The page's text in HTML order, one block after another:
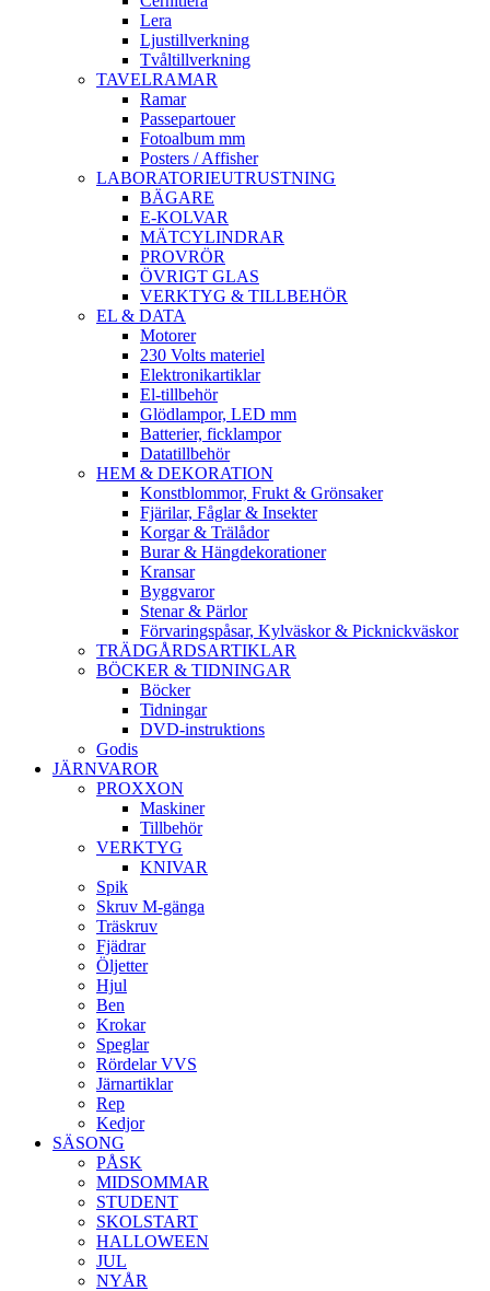
Lera
Ljustillverkning
Tvåltillverkning
TAVELRAMAR
Ramar
Passepartouer
Fotoalbum mm
Posters / Affisher
LABORATORIEUTRUSTNING
BÄGARE
E-KOLVAR
MÄTCYLINDRAR
PROVRÖR
ÖVRIGT GLAS
VERKTYG & TILLBEHÖR
EL & DATA
Motorer
230 Volts materiel
Elektronikartiklar
El-tillbehör
Glödlampor, LED mm
Batterier, ficklampor
Datatillbehör
HEM & DEKORATION
Konstblommor, Frukt & Grönsaker
Fjärilar, Fåglar & Insekter
Korgar & Trälådor
Burar & Hängdekorationer
Kransar
Byggvaror
Stenar & Pärlor
Förvaringspåsar, Kylväskor & Picknickväskor
TRÄDGÅRDSARTIKLAR
BÖCKER & TIDNINGAR
Böcker
Tidningar
DVD-instruktions
Godis
JÄRNVAROR
PROXXON
Maskiner
Tillbehör
VERKTYG
KNIVAR
Spik
Skruv M-gänga
Träskruv
Fjädrar
Öljetter
Hjul
Ben
Krokar
Speglar
Rördelar VVS
Järnartiklar
Rep
Kedjor
SÄSONG
PÅSK
MIDSOMMAR
STUDENT
SKOLSTART
HALLOWEEN
JUL
NYÅR